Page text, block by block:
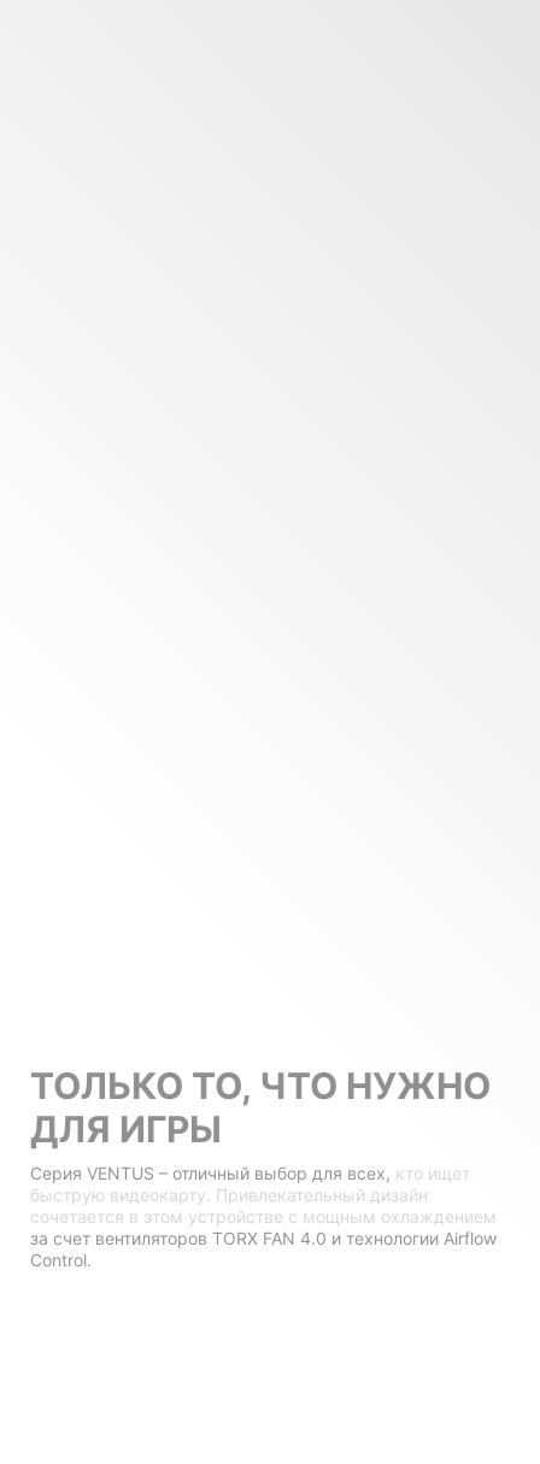
ТОЛЬКО ТО, ЧТО НУЖНО
ДЛЯ ИГРЫ
Серия VENTUS – отличный выбор для всех, кто ищет
быструю видеокарту. Привлекательный дизайн
сочетается в этом устройстве с мощным охлаждением
за счет вентиляторов TORX FAN 4.0 и технологии Airflow
Control.